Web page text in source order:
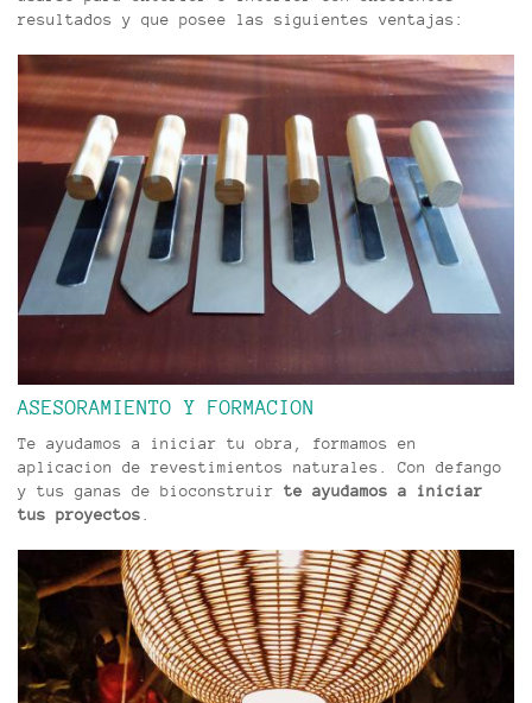
resultados y que posee las siguientes ventajas:
ASESORAMIENTO Y FORMACION
Te ayudamos a iniciar tu obra, formamos en
aplicacion de revestimientos naturales. Con defango
y tus ganas de bioconstruir te ayudamos a iniciar
tus proyectos.